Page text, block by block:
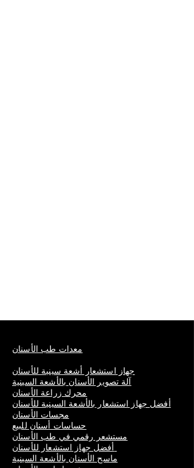
معدات طب الأسنان
جهاز استشعار أشعة سينية للأسنان
آلة تصوير الأسنان بالأشعة السينية
محرك زراعة الأسنان
أفضل جهاز استشعار بالأشعة السينية للأسنان
مجسات الأسنان
حساسات أسنان للبيع
مستشعر رقمي في طب الأسنان
ماسح الأسنان بالأشعة السينية